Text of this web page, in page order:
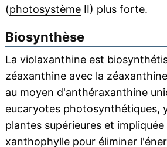
(photosystèmeII) plus forte.
Biosynthèse
La violaxanthine est
zéaxanthine avec la
au moyen d'anthéraxanthine
eucaryotes photosynthétiques,
plantes supérieures et
xanthophylle pour éliminer